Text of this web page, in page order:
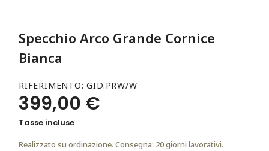
Specchio Arco Grande Cornice
Bianca
RIFERIMENTO GID.PRW/W
399,00 €
Tasse incluse
Realizzato su ordinazione. Consegna: 20 giorni lavorativi.